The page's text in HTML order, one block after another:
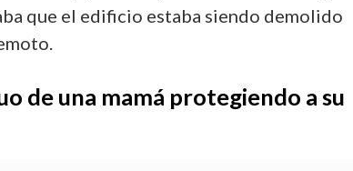
que el edificio estaba siendo demolido
de una mamá protegiendo a su